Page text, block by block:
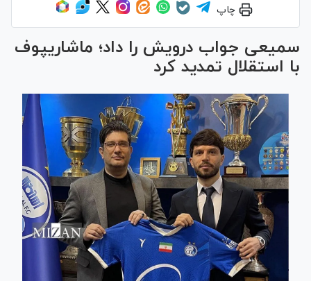
چاپ
سمیعی جواب درویش را داد؛ ماشاریپوف
با استقلال تمدید کرد